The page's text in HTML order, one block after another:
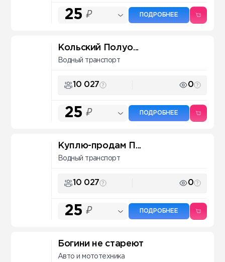
25 ₽ ПОДРОБНЕЕ
Кольский Полуо...
Водный транспорт
10 027 0
25 ₽ ПОДРОБНЕЕ
Куплю-продам П...
Водный транспорт
10 027 0
25 ₽ ПОДРОБНЕЕ
Богини не стареют
Авто и мототехника